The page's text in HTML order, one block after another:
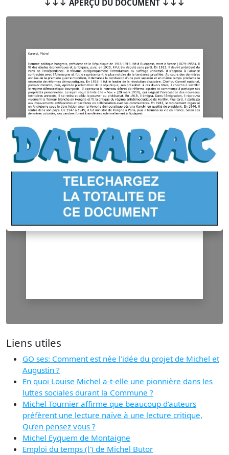
↓↓↓ APERÇU DU DOCUMENT ↓↓↓
Liens utiles
GO ses: Comment est née l’idée du projet de Michel et
Augustin ?
En quoi Louise Michel a-t-elle une pionnière dans les
luttes sociales durant la Commune ?
Michel Tournier affirme que beaucoup d’auteurs
préfèrent une lecture naïve à une lecture critique,
Qu’en pensez vous ?
Michel Eyquem de Montaigne
Emploi du temps (l') de Michel Butor